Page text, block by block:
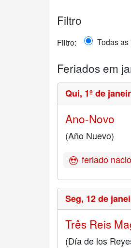
Filtro
Filtro: Todas as
Feriados em
Qui, 1º de
Ano-Novo
(Año Nuevo)
feriado
Seg, 12 de
Três Reis
(Día de los